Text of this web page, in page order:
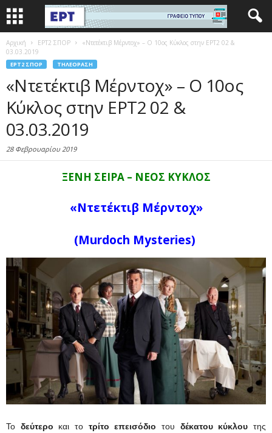
Αρχική EΡΤ2 ΣΠΟΡ
«Ντετέκτιβ Μέρντοχ» – Ο 10ος Κύκλος στην ΕΡΤ2 02 &
03.03.2019
EΡΤ2 ΣΠΟΡ ΤΗΛΕΌΡΑΣΗ
«Ντετέκτιβ Μέρντοχ» – Ο 10ος
Κύκλος στην ΕΡΤ2 02 &
03.03.2019
28 Φεβρουαρίου 2019
ΞΕΝΗ ΣΕΙΡΑ – ΝΕΟΣ ΚΥΚΛΟΣ
«Ντετέκτιβ Μέρντοχ»
(Murdoch Mysteries)
Το δεύτερο και το τρίτο επεισόδιο του δέκατου κύκλουτης